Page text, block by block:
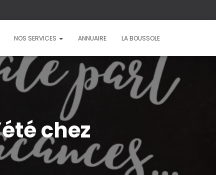
NOS SERVICES ANNUAIRE LA BOUSSOLE
chez